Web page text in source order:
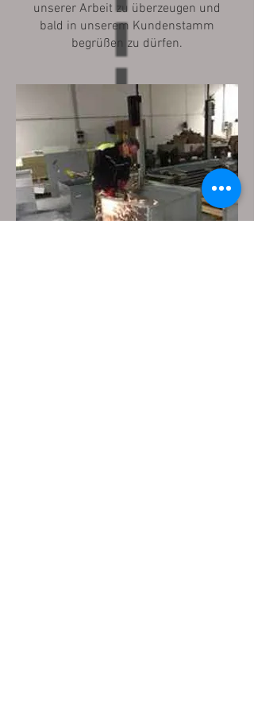
unserer Arbeit zu überzeugen und
bald in unserem Kundenstamm
begrüßen zu dürfen.